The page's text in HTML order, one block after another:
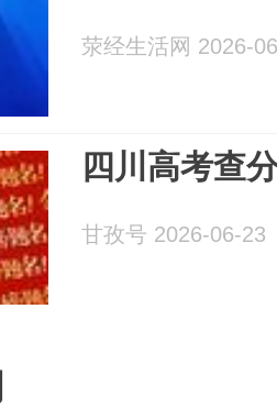
荥经生活网 2026-
四川高考查
甘孜号 2026-06-23